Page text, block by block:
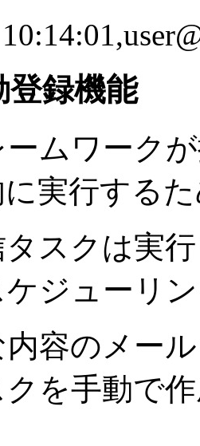
登録機能
ームワーク
実行する
タスクは実
ケジューリ
内容のメー
を手動で